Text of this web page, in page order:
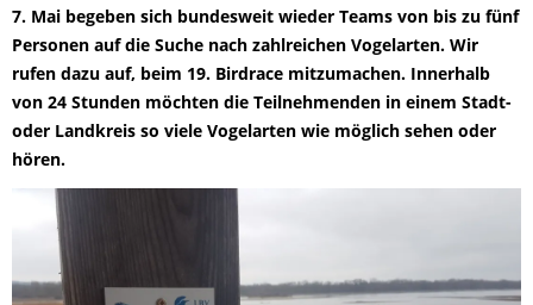
7. Mai begeben sich bundesweit wieder Teams von bis zu fünf
Personen auf die Suche nach zahlreichen Vogelarten. Wir
rufen dazu auf, beim 19. Birdrace mitzumachen. Innerhalb
von 24 Stunden möchten die Teilnehmenden in einem Stadt-
oder Landkreis so viele Vogelarten wie möglich sehen oder
hören.